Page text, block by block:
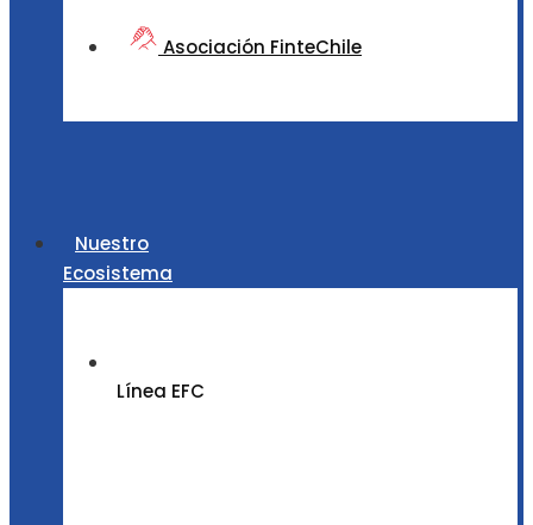
Asociación FinteChile
Nuestro
Ecosistema
Línea EFC